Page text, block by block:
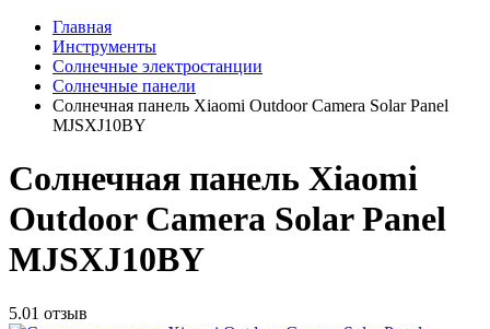
Главная
Инструменты
Солнечные электростанции
Солнечные панели
Солнечная панель Xiaomi Outdoor Camera Solar Panel
MJSXJ10BY
Солнечная панель Xiaomi
Outdoor Camera Solar Panel
MJSXJ10BY
5.01 отзыв